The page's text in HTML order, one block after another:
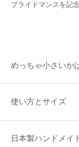
プライドマンスを記
めっちゃ小さいか
使い方とサイズ
日本製ハンドメイ